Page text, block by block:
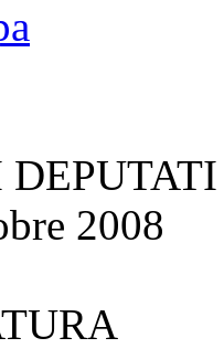
2008